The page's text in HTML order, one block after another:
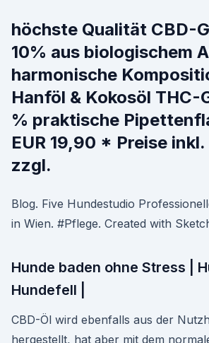
höchste Qualität CBD-
10% aus biologischem
harmonische
Hanföl & Kokosöl THC-
% praktische
EUR 19,90 * Preise
zzgl.
Blog. Five Hundestudio
in Wien. #Pflege. Created with
Hunde baden ohne Stress |
Hundefell |
CBD-Öl wird ebenfalls aus der
hergestellt, hat aber mit dem